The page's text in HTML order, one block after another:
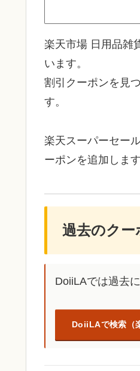
楽天市場 日用品雑
います。
割引クーポンを見
す。
楽天スーパーセー
ーポンを追加します
過去のクー
DoiiLAでは過去
DoiiLAで検索（